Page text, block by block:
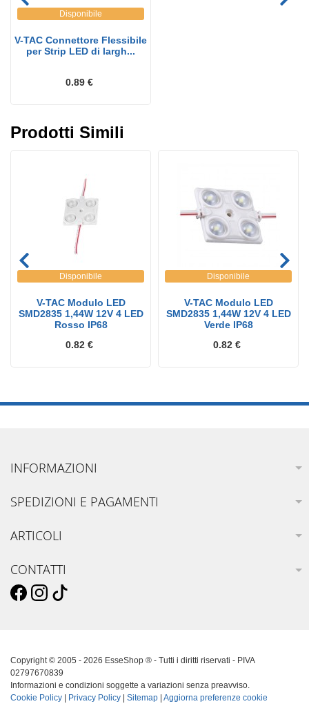
Disponibile
V-TAC Connettore Flessibile
per Strip LED di largh...
0.89 €
Prodotti Simili
Disponibile
V-TAC Modulo LED
SMD2835 1,44W 12V 4 LED
Rosso IP68
0.82 €
Disponibile
V-TAC Modulo LED
SMD2835 1,44W 12V 4 LED
Verde IP68
0.82 €
INFORMAZIONI
SPEDIZIONI E PAGAMENTI
ARTICOLI
CONTATTI
Copyright © 2005 - 2026 EsseShop ® - Tutti i diritti riservati - PIVA
02797670839
Informazioni e condizioni soggette a variazioni senza preavviso.
Cookie Policy
Privacy Policy Sitemap Aggiorna preferenze cookie